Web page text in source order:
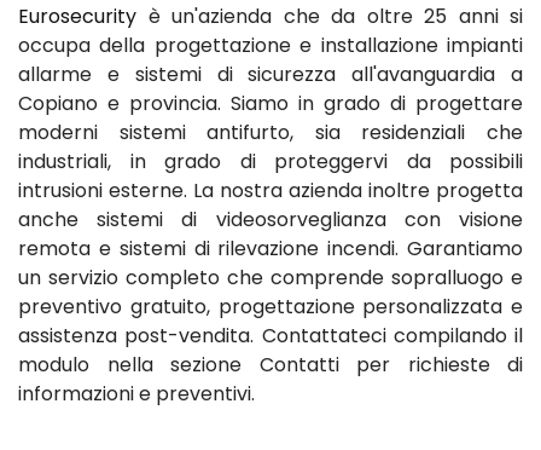
Eurosecurity è un'azienda che da oltre 25 anni si
occupa della progettazione e installazione impianti
allarme e sistemi di sicurezza all'avanguardia a
Copiano e provincia. Siamo in grado di progettare
moderni sistemi antifurto, sia residenziali che
industriali, in grado di proteggervi da possibili
intrusioni esterne. La nostra azienda inoltre progetta
anche sistemi di videosorveglianza con visione
remota e sistemi di rilevazione incendi. Garantiamo
un servizio completo che comprende sopralluogo e
preventivo gratuito, progettazione personalizzata e
assistenza post-vendita. Contattateci compilando il
modulo nella sezione Contatti per richieste di
informazioni e preventivi.